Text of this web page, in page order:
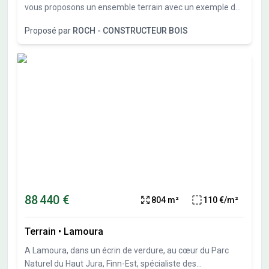
vous proposons un ensemble terrain avec un exemple de
convenance. Terrain exposé sud.
Proposé par ROCH - CONSTRUCTEUR BOIS
88 440 € 804 m² 110 €/m²
Terrain • Lamoura
A Lamoura, dans un écrin de verdure, au cœur du Parc
Naturel du Haut Jura, Finn-Est, spécialiste des